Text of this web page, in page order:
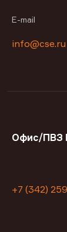
E-mail
info@cse.ru
Офис/ПВЗ
+7 (342)